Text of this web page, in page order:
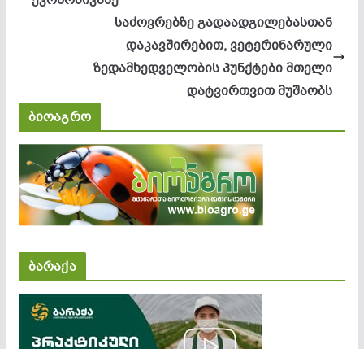
საძოვრებზე გადაადგილებასთან
დაკავშირებით, ვეტერინარული
ზედამხედველობის პუნქტები მთელი
დატვირთვით მუშაობს
ბიოაგრო
ბარაქა